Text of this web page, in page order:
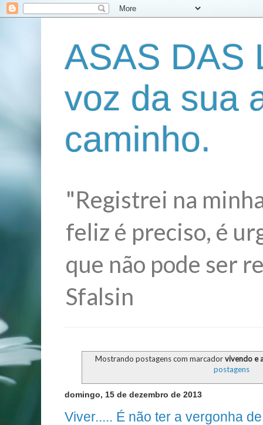
ASAS DAS
voz da sua
caminho.
"Registrei na
feliz é preciso, é
que não pode ser
Sfalsin
Mostrando postagens com marcadorvivendo e
postagens
domingo, 15 de dezembro de 2013
Viver..... É não ter a vergonha